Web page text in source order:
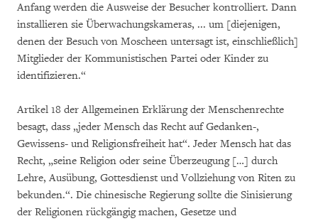
Anfang werden die Ausweise der Besucher kontrolliert. Dann
installieren sie Überwachungskameras, ... um [diejenigen,
denen der Besuch von Moscheen untersagt ist, einschließlich]
Mitglieder der Kommunistischen Partei oder Kinder zu
identifizieren.“
Artikel 18 der Allgemeinen Erklärung der Menschenrechte
besagt, dass „jeder Mensch das Recht auf Gedanken-,
Gewissens- und Religionsfreiheit hat“. Jeder Mensch hat das
Recht, „seine Religion oder seine Überzeugung […] durch
Lehre, Ausübung, Gottesdienst und Vollziehung von Riten zu
bekunden.“. Die chinesische Regierung sollte die Sinisierung
der Religionen rückgängig machen, Gesetze und